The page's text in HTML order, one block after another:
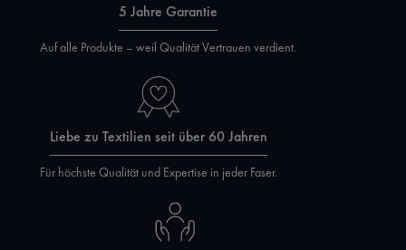
5 Jahre Garantie
Auf alle Produkte – weil Qualität Vertrauen verdient.
Liebe zu Textilien seit über 60 Jahren
Für höchste Qualität und Expertise in jeder Faser.